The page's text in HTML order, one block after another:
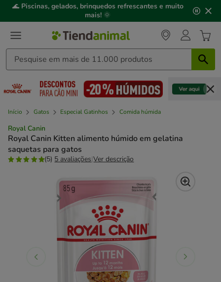
3,
mensagem,
🌊 Piscinas, gelados, brinquedos refrescantes e muito
mais! 🌞
Início Gatos Especial Gatinhos Comida húmida
Royal Canin
Royal Canin Kitten alimento húmido em gelatina
saquetas para gatos
(5) 5 avaliações|Ver descrição